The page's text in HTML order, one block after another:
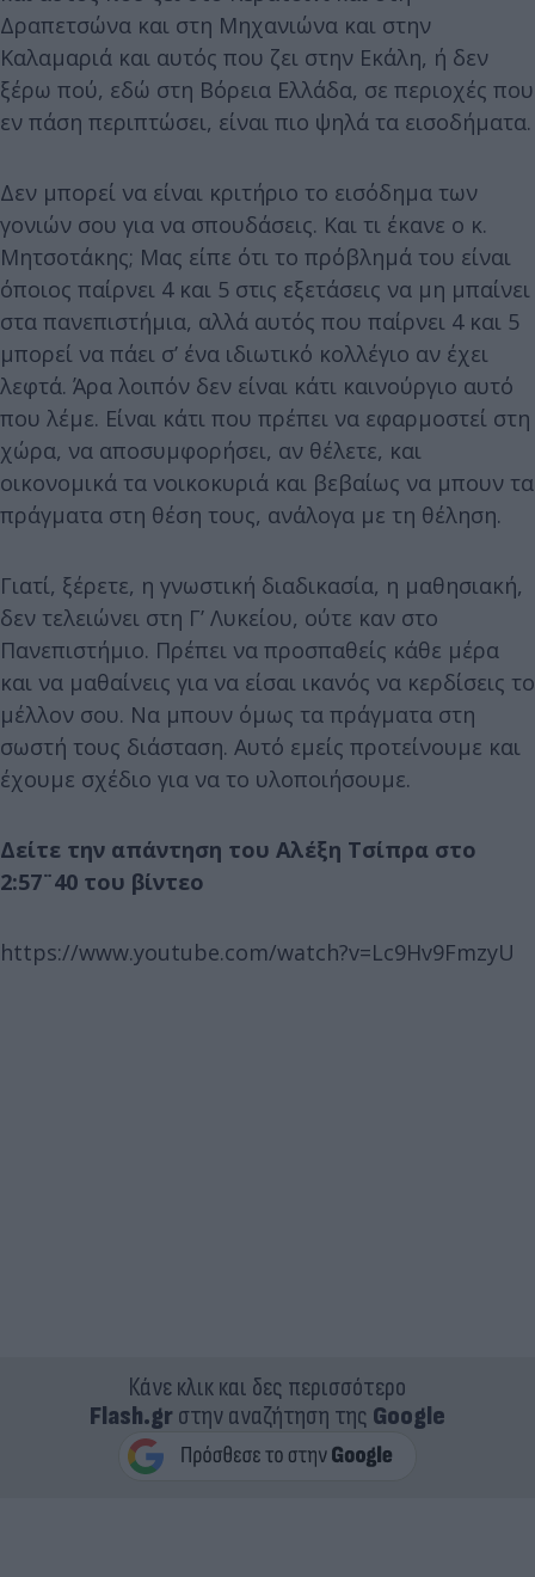
Δραπετσώνα και στη Μηχανιώνα και στην
Καλαμαριά και αυτός που ζει στην Εκάλη, ή δεν
ξέρω πού, εδώ στη Βόρεια Ελλάδα, σε περιοχές που
εν πάση περιπτώσει, είναι πιο ψηλά τα εισοδήματα.
Δεν μπορεί να είναι κριτήριο το εισόδημα των
γονιών σου για να σπουδάσεις. Και τι έκανε ο κ.
Μητσοτάκης; Μας είπε ότι το πρόβλημά του είναι
όποιος παίρνει 4 και 5 στις εξετάσεις να μη μπαίνει
στα πανεπιστήμια, αλλά αυτός που παίρνει 4 και 5
μπορεί να πάει σ’ ένα ιδιωτικό κολλέγιο αν έχει
λεφτά. Άρα λοιπόν δεν είναι κάτι καινούργιο αυτό
που λέμε. Είναι κάτι που πρέπει να εφαρμοστεί στη
χώρα, να αποσυμφορήσει, αν θέλετε, και
οικονομικά τα νοικοκυριά και βεβαίως να μπουν τα
πράγματα στη θέση τους, ανάλογα με τη θέληση.
Γιατί, ξέρετε, η γνωστική διαδικασία, η μαθησιακή,
δεν τελειώνει στη Γ’ Λυκείου, ούτε καν στο
Πανεπιστήμιο. Πρέπει να προσπαθείς κάθε μέρα
και να μαθαίνεις για να είσαι ικανός να κερδίσεις το
μέλλον σου. Να μπουν όμως τα πράγματα στη
σωστή τους διάσταση. Αυτό εμείς προτείνουμε και
έχουμε σχέδιο για να το υλοποιήσουμε.
Δείτε την απάντηση του Αλέξη Τσίπρα στο
2:57¨40 του βίντεο
https://www.youtube.com/watch?v=Lc9Hv9FmzyU
Κάνε κλικ και δες περισσότερο
Flash.grστην αναζήτηση της Google